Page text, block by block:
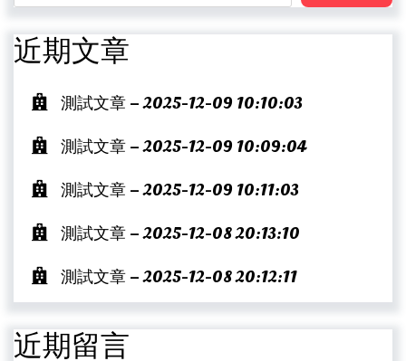
近期文章
測試文章 – 2025-12-09 10:10:03
測試文章 – 2025-12-09 10:09:04
測試文章 – 2025-12-09 10:11:03
測試文章 – 2025-12-08 20:13:10
測試文章 – 2025-12-08 20:12:11
近期留言